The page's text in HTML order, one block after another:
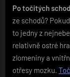
Po točitých
ze schodů?
to jedny z
relativně ostré
zlomeniny a
otřesy mozku.